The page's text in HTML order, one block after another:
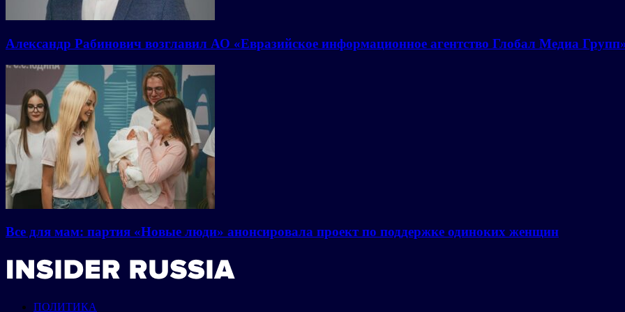
Александр Рабинович возглавил АО «Евразийское информационное агентство Глобал Медиа
Все для мам: партия «Новые люди» анонсировала проект по поддержке одиноких женщин
ПОЛИТИКА